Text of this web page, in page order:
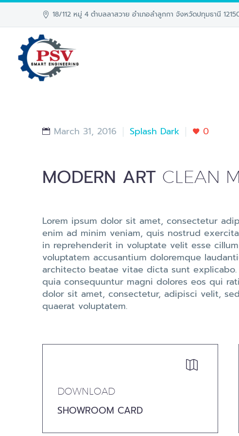
18/112 หมู่ 4 ตำบลลาสวาย อำเภอลำลูกกา จังหวัดปทุมธานี
March 31, 2016 Splash Dark 0
MODERN ART CLEAN
Lorem ipsum dolor sit amet, consectetur
enim ad minim veniam, quis nostrud
in reprehenderit in voluptate velit esse
voluptatem accusantium doloremque
architecto beatae vitae dicta sunt
quia consequuntur magni dolores eos qui
dolor sit amet, consectetur, adipisci velit,
quaerat voluptatem.


DOWNLOAD
SHOWROOM CARD